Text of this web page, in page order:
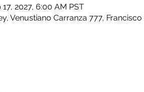
2027, 6:00 AM PST
Venustiano Carranza 777,